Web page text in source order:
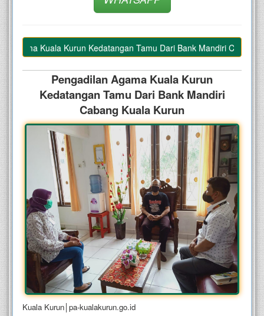
Kuala Kurun Kedatangan Tamu Dari Bank Mandiri Cabang
Pengadilan Agama Kuala Kurun
Kedatangan Tamu Dari Bank Mandiri
Cabang Kuala Kurun
Kuala Kurun│pa-kualakurun.go.id